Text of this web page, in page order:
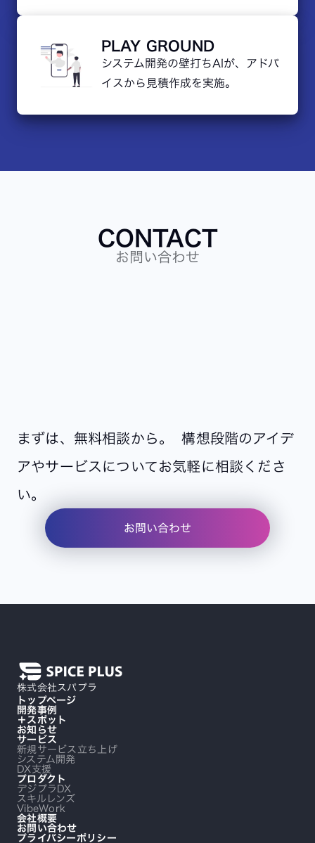
PLAY GROUND
システム開発の壁打ちAIが、アドバ
イスから見積作成を実施。
CONTACT
お問い合わせ
まずは、無料相談から。 構想段階のアイデ
アやサービスについてお気軽に相談くださ
い。
お問い合わせ
株式会社スパプラ
トップページ
開発事例
＋スポット
お知らせ
サービス
新規サービス立ち上げ
システム開発
DX支援
プロダクト
デジプラDX
スキルレンズ
VibeWork
会社概要
お問い合わせ
プライバシーポリシー